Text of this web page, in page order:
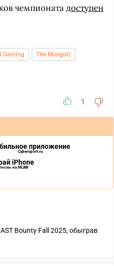
чемпионатадоступен
Gaming The Mongolz
1
приложение
Cybersport.ru
iPhone
на MLBB
Bounty Fall 2025, обыграв